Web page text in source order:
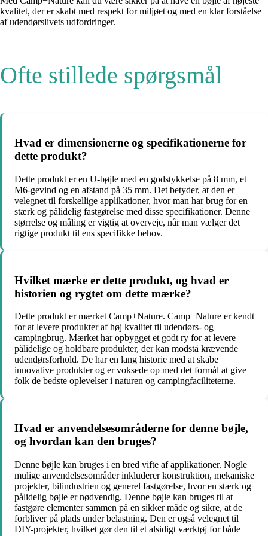
kvalitet, der er skabt med respekt for miljøet og med en klar forståelse
af udendørslivets udfordringer.
Ofte stillede spørgsmål
Hvad er dimensionerne og specifikationerne for
dette produkt?
Dette produkt er en U-bøjle med en godstykkelse på 8 mm, et
M6-gevind og en afstand på 35 mm. Det betyder, at den er
velegnet til forskellige applikationer, hvor man har brug for en
stærk og pålidelig fastgørelse med disse specifikationer. Denne
størrelse og måling er vigtig at overveje, når man vælger det
rigtige produkt til ens specifikke behov.
Hvilket mærke er dette produkt, og hvad er
historien og rygtet om dette mærke?
Dette produkt er mærket Camp+Nature. Camp+Nature er kendt
for at levere produkter af høj kvalitet til udendørs- og
campingbrug. Mærket har opbygget et godt ry for at levere
pålidelige og holdbare produkter, der kan modstå krævende
udendørsforhold. De har en lang historie med at skabe
innovative produkter og er voksede op med det formål at give
folk de bedste oplevelser i naturen og campingfaciliteterne.
Hvad er anvendelsesområderne for denne bøjle,
og hvordan kan den bruges?
Denne bøjle kan bruges i en bred vifte af applikationer. Nogle
mulige anvendelsesområder inkluderer konstruktion, mekaniske
projekter, bilindustrien og generel fastgørelse, hvor en stærk og
pålidelig bøjle er nødvendig. Denne bøjle kan bruges til at
fastgøre elementer sammen på en sikker måde og sikre, at de
forbliver på plads under belastning. Den er også velegnet til
DIY-projekter, hvilket gør den til et alsidigt værktøj for både